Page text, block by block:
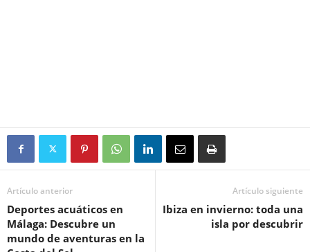
Artículo anterior
Deportes acuáticos en
Málaga: Descubre un
mundo de aventuras en la
Artículo siguiente
Ibiza en invierno: toda una
isla por descubrir